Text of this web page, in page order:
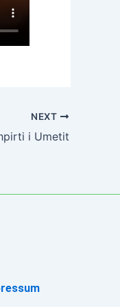
NEXT
i Umetit